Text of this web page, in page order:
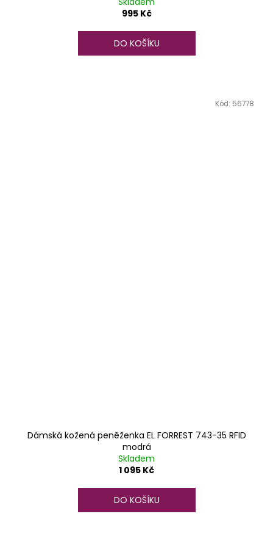
995 Kč
DO KOŠÍKU
Dámská kožená peněženka EL FORREST 743-35 RFID
modrá
Skladem
1 095 Kč
DO KOŠÍKU
Kód: 56778